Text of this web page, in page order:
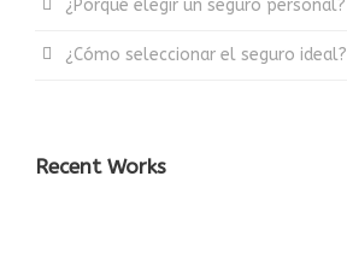
¿Porqué elegir un seguro personal?
¿Cómo seleccionar el seguro ideal?
Recent Works